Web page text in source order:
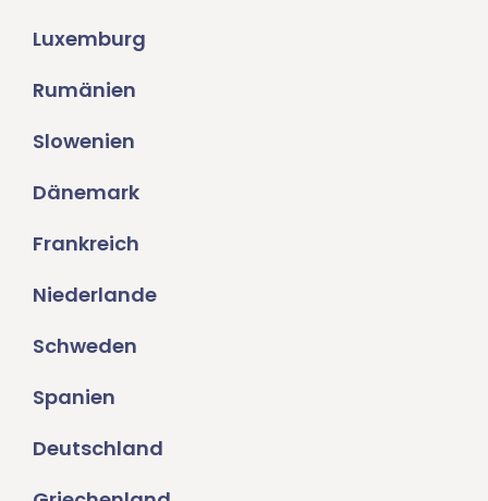
Luxemburg
Rumänien
Slowenien
Dänemark
Frankreich
Niederlande
Schweden
Spanien
Deutschland